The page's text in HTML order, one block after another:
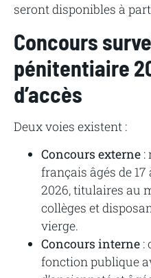
seront disponibles à
Concours
pénitentiaire
d’accès
Deux voies existent :
Concours externe :
français âgés de
2026, titulaires au
collèges et
vierge.
Concours interne :
fonction publique